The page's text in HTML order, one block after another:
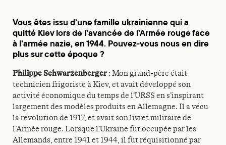
Vous êtes issu d’une famille ukrainienne qui a
quitté Kiev lors de l’avancée de l’Armée rouge face
à l’armée nazie, en 1944. Pouvez-vous nous en dire
plus sur cette époque ?
Philippe Schwarzenberger : Mon grand-père était
technicien frigoriste à Kiev, et avait développé son
activité économique du temps de l’URSS en s’inspirant
largement des modèles produits en Allemagne. Il a vécu
la révolution de 1917, et avait son livret militaire de
l’Armée rouge. Lorsque l’Ukraine fut occupée par les
Allemands, entre 1941 et 1944, il fut réquisitionné par